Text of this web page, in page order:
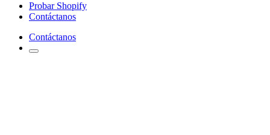
Probar Shopify
Contáctanos
Contáctanos